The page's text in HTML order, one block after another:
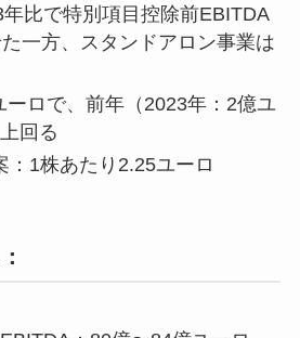
比で特別項目控除前EBITDA
一方、スタンドアロン事業は
ーロで、前年（2023年：2億ユ
回る
：1株あたり2.25ユーロ